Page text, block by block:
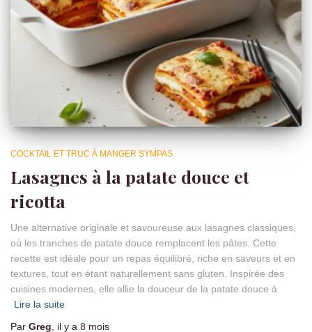
COCKTAIL ET TRUC À MANGER SYMPAS
Lasagnes à la patate douce et
ricotta
Une alternative originale et savoureuse aux lasagnes classiques,
où les tranches de patate douce remplacent les pâtes. Cette
recette est idéale pour un repas équilibré, riche en saveurs et en
textures, tout en étant naturellement sans gluten. Inspirée des
cuisines modernes, elle allie la douceur de la patate douce à
Lire la suite
Par Greg , il y a 8 mois